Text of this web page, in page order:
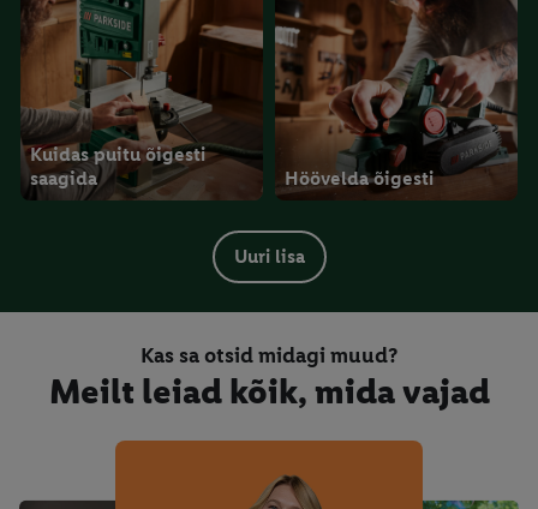
Kuidas puitu õigesti
saagida
Höövelda õigesti
Uuri lisa
Kas sa otsid midagi muud?
Meilt leiad kõik, mida vajad